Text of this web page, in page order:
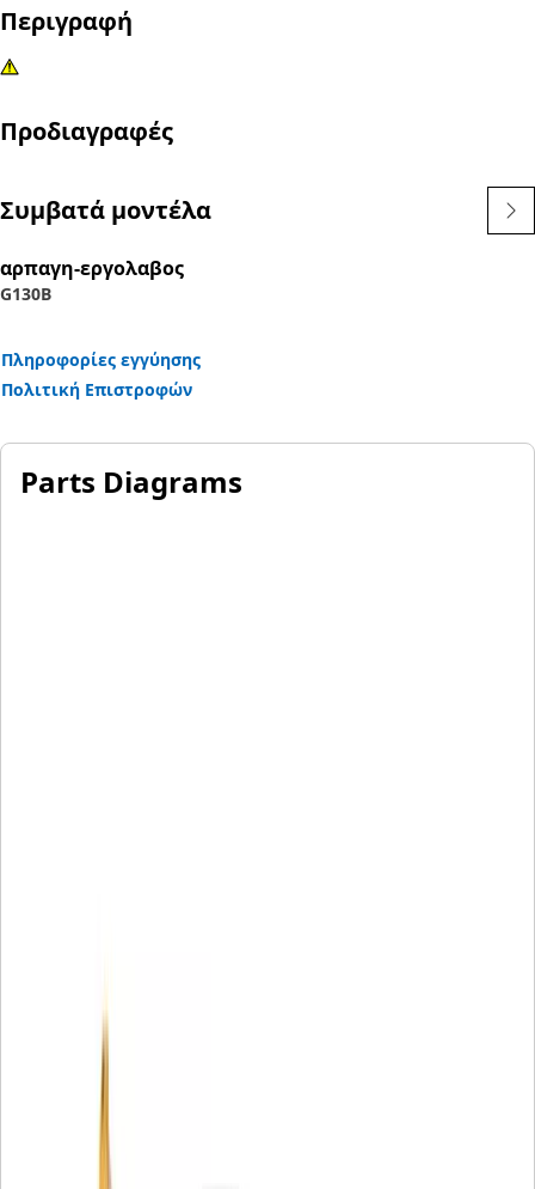
Περιγραφή
Προδιαγραφές
Συμβατά μοντέλα
αρπαγη-εργολαβος
G130B
Πληροφορίες εγγύησης
Πολιτική Επιστροφών
Parts Diagrams